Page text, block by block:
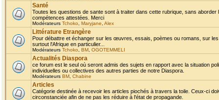
Santé
Toutes les questions de sante sont à traiter dans cette rubrique, sans
compétences attestées. Merci
Modérateurs Tchoko Maryjane Alex
Littérature Etrangère
Pour débattre et échanger sur les œuvres, essais, poèmes ou romans, sur
surtout l'Afrique en particulier...
Modérateurs Tchoko BM OGOTEMMELI
Actualités Diaspora
ce forum est le seul où seront admis des sujets en rapport avec la situation
individuelles ou collectives des autres parties de notre Diaspora.
Modérateurs BM Chabine
Articles
Catégorie destinée à recevoir les articles piochés à travers la toile. Ceux-ci
circonstanciée afin de ne pas les réduire à l'état de propagande.